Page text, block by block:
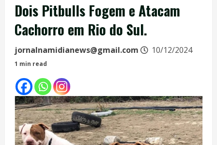
Dois Pitbulls Fogem e Atacam
Cachorro em Rio do Sul.
jornalnamidianews@gmail.com 10/12/2024
1 min read